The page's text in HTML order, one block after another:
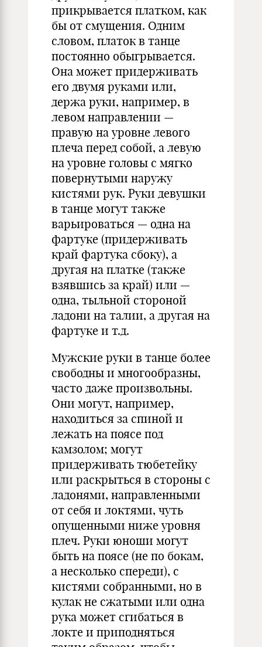
прикрывается платком, как
бы от смущения. Одним
словом, платок в танце
постоянно обыгрывается.
Она может придерживать
его двумя руками или,
держа руки, например, в
левом направлении —
правую на уровне левого
плеча перед собой, а левую
на уровне головы с мягко
повернутыми наружу
кистями рук. Руки девушки
в танце могут также
варьироваться — одна на
фартуке (придерживать
край фартука сбоку), а
другая на платке (также
взявшись за край) или —
одна, тыльной стороной
ладони на талии, а другая на
фартуке и т.д.
Мужские руки в танце более
свободны и многообразны,
часто даже произвольны.
Они могут, например,
находиться за спиной и
лежать на поясе под
камзолом; могут
придерживать тюбетейку
или раскрыться в стороны с
ладонями, направленными
от себя и локтями, чуть
опущенными ниже уровня
плеч. Руки юноши могут
быть на поясе (не по бокам,
а несколько спереди), с
кистями собранными, но в
кулак не сжатыми или одна
рука может сгибаться в
локте и приподняться